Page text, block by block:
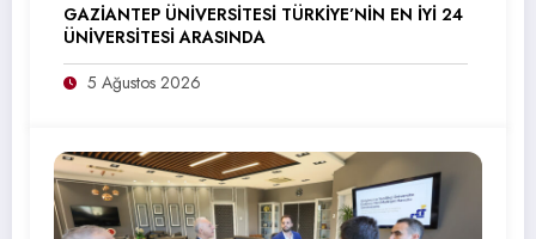
GAZİANTEP ÜNİVERSİTESİ TÜRKİYE’NİN EN İYİ 24
ÜNİVERSİTESİ ARASINDA
5 Ağustos 2026